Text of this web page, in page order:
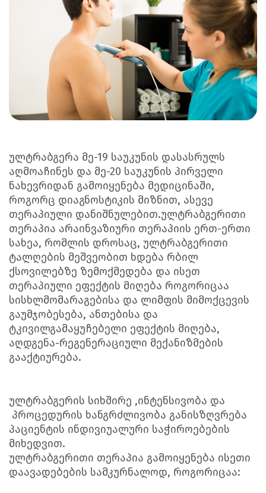
ულტრაბგერა მე-19 საუკუნის დასასრულს
აღმოაჩინეს და მე-20 საუკუნის პირველი
ნახევრიდან გამოიყენება მედიცინაში,
როგორც დიაგნოსტიკის მიზნით, ასევე
თერაპიული დანიშნულებით.ულტრაბგერითი
თერაპია არაინვაზიური თერაპიის ერთ-ერთი
სახეა, რომლის დროსაც, ულტრაბგერითი
ტალღების მეშვეობით ხდება რბილ
ქსოვილებზე ზემოქმედება და ისეთ
თერაპიული ეფექტის მიღება როგორიცაა
სისხლმომარაგებისა და ლიმფის მიმოქცევის
გაუმჯობესება, ანთებისა და
ტკივილგამაყუჩებელი ეფექტის მიღება,
აღდგენა-რეგენერაციული მექანიზმების
გააქტიურება.
ულტრაბგერის სიხშირე ,ინტენსივობა და
პროცედურის ხანგრძლივობა განისზღვრება
პაციენტის ინდივიუალური საჭიროებების
მიხედვით.
ულტრაბგერითი თერაპია გამოიყენება ისეთი
დაავადებების სამკურნალოდ, როგორიცაა: